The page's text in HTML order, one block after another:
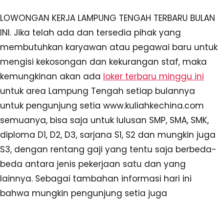
LOWONGAN KERJA LAMPUNG TENGAH TERBARU BULAN
INI. Jika telah ada dan tersedia pihak yang
membutuhkan karyawan atau pegawai baru untuk
mengisi kekosongan dan kekurangan staf, maka
kemungkinan akan ada loker terbaru minggu ini
untuk area Lampung Tengah setiap bulannya
untuk pengunjung setia www.kuliahkechina.com
semuanya, bisa saja untuk lulusan SMP, SMA, SMK,
diploma D1, D2, D3, sarjana S1, S2 dan mungkin juga
S3, dengan rentang gaji yang tentu saja berbeda-
beda antara jenis pekerjaan satu dan yang
lainnya. Sebagai tambahan informasi hari ini
bahwa mungkin pengunjung setia juga